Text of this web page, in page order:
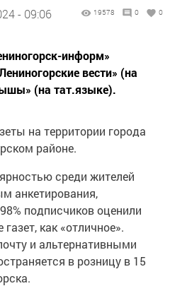
- 09:06 19578 0 0
информ»
вести» (на
(на тат.языке).
на территории города
районе.
среди жителей
анкетирования,
подписчиков оценили
как «отличное».
и альтернативными
в розницу в 15